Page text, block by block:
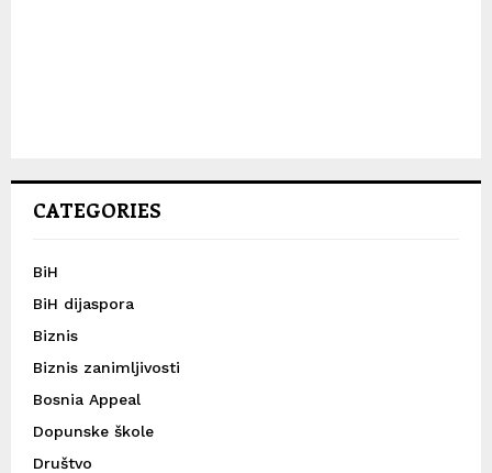
CATEGORIES
BiH
BiH dijaspora
Biznis
Biznis zanimljivosti
Bosnia Appeal
Dopunske škole
Društvo